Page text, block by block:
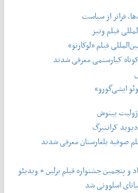
فراتر از سیاست
فیلم ونیز
فیلم «لوکارنو»
کیارستمی معرفی شدند
ایشی‌گورو»
بینوش
کراننبرگ
صوفیه بلغارستان معرفی شدند
پنجمین جشنواره فیلم برلین + ویدیئو
اسلوونی شد